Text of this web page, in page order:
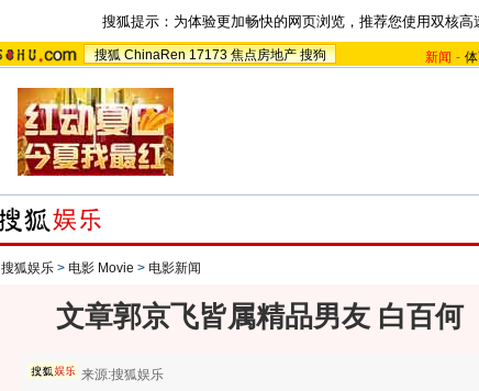
搜狐提示：为体验更加畅快的网页浏览，推荐您使用双核
搜狐 ChinaRen 17173 焦点房地产 搜狗 新闻 -
搜狐娱乐 > 电影 Movie > 电影新闻
文章郭京飞皆属精品男友 白百何
来源:搜狐娱乐